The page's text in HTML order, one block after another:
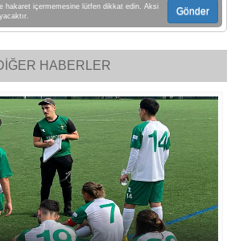
hakaret içermemesine lütfen dikkat edin. Aksi
Gönder
HABERLER